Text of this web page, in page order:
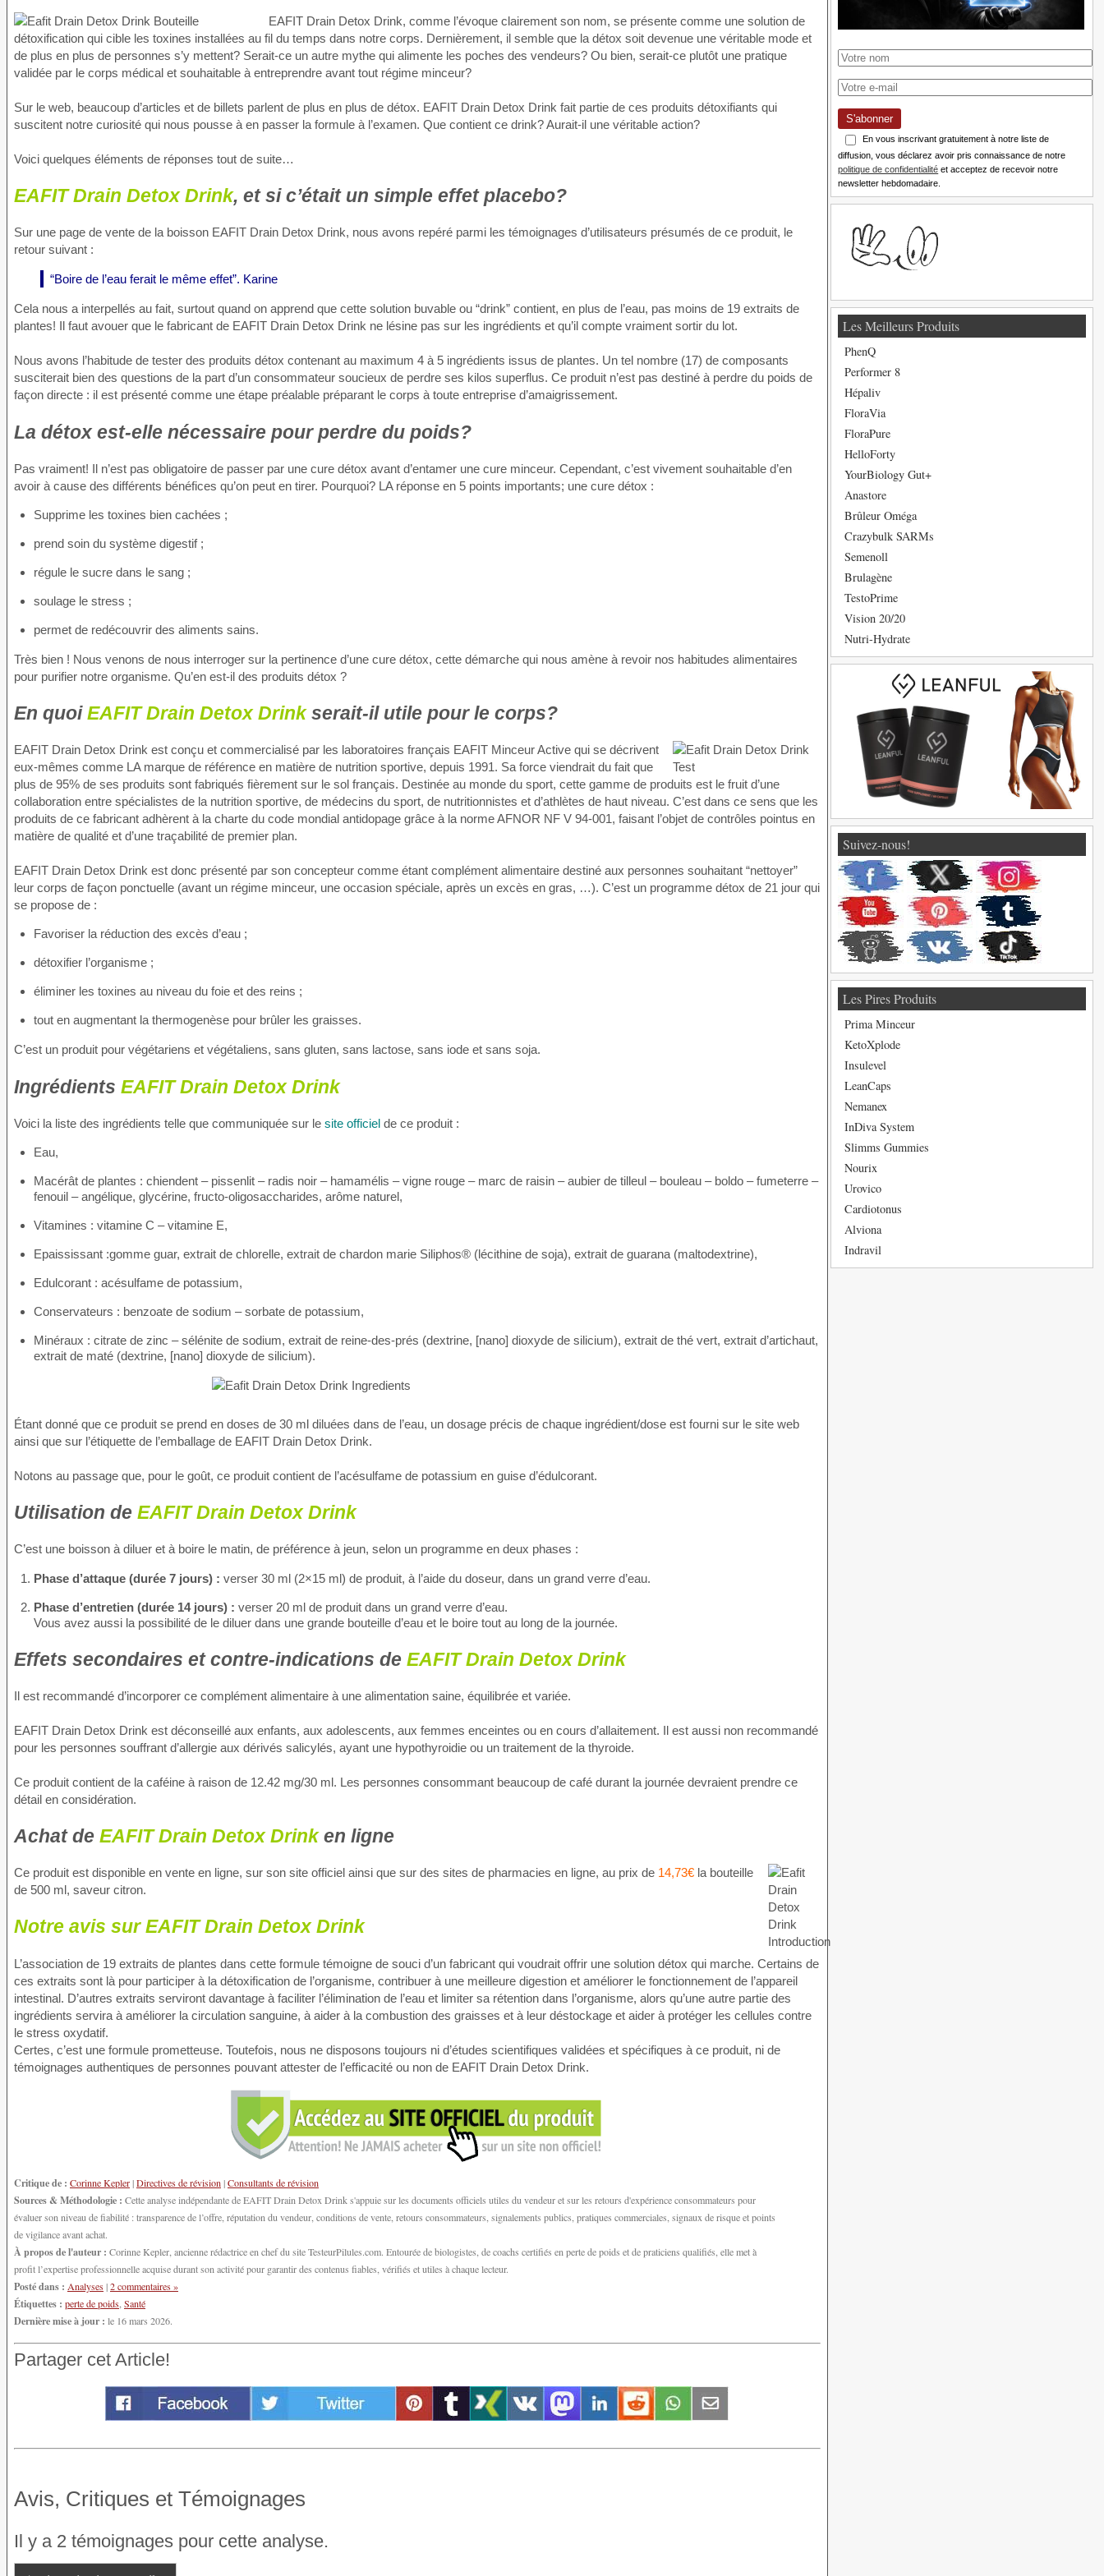
EAFIT Drain Detox Drink, comme l’évoque clairement son nom, se présente comme une solution de
détoxification qui cible les toxines installées au fil du temps dans notre corps. Dernièrement, il semble que la détox soit devenue une véritable mode et
de plus en plus de personnes s’y mettent? Serait-ce un autre mythe qui alimente les poches des vendeurs? Ou bien, serait-ce plutôt une pratique
validée par le corps médical et souhaitable à entreprendre avant tout régime minceur?
Sur le web, beaucoup d’articles et de billets parlent de plus en plus de détox. EAFIT Drain Detox Drink fait partie de ces produits détoxifiants qui
suscitent notre curiosité qui nous pousse à en passer la formule à l’examen. Que contient ce drink? Aurait-il une véritable action?
Voici quelques éléments de réponses tout de suite…
EAFIT Drain Detox Drink, et si c’était un simple effet placebo?
Sur une page de vente de la boisson EAFIT Drain Detox Drink, nous avons repéré parmi les témoignages d’utilisateurs présumés de ce produit, le
retour suivant :
“Boire de l’eau ferait le même effet”. Karine
Cela nous a interpellés au fait, surtout quand on apprend que cette solution buvable ou “drink” contient, en plus de l’eau, pas moins de 19 extraits de
plantes! Il faut avouer que le fabricant de EAFIT Drain Detox Drink ne lésine pas sur les ingrédients et qu’il compte vraiment sortir du lot.
Nous avons l’habitude de tester des produits détox contenant au maximum 4 à 5 ingrédients issus de plantes. Un tel nombre (17) de composants
susciterait bien des questions de la part d’un consommateur soucieux de perdre ses kilos superflus. Ce produit n’est pas destiné à perdre du poids de
façon directe : il est présenté comme une étape préalable préparant le corps à toute entreprise d’amaigrissement.
La détox est-elle nécessaire pour perdre du poids?
Pas vraiment! Il n’est pas obligatoire de passer par une cure détox avant d’entamer une cure minceur. Cependant, c’est vivement souhaitable d’en
avoir à cause des différents bénéfices qu’on peut en tirer. Pourquoi? LA réponse en 5 points importants; une cure détox :
Supprime les toxines bien cachées ;
prend soin du système digestif ;
régule le sucre dans le sang ;
soulage le stress ;
permet de redécouvrir des aliments sains.
Très bien ! Nous venons de nous interroger sur la pertinence d’une cure détox, cette démarche qui nous amène à revoir nos habitudes alimentaires
pour purifier notre organisme. Qu’en est-il des produits détox ?
En quoiEAFIT Drain Detox Drinkserait-il utile pour le corps?
EAFIT Drain Detox Drink est conçu et commercialisé par les laboratoires français EAFIT Minceur Active qui se décrivent
eux-mêmes comme LA marque de référence en matière de nutrition sportive, depuis 1991. Sa force viendrait du fait que
plus de 95% de ses produits sont fabriqués fièrement sur le sol français. Destinée au monde du sport, cette gamme de produits est le fruit d’une
collaboration entre spécialistes de la nutrition sportive, de médecins du sport, de nutritionnistes et d’athlètes de haut niveau. C’est dans ce sens que les
produits de ce fabricant adhèrent à la charte du code mondial antidopage grâce à la norme AFNOR NF V 94-001, faisant l’objet de contrôles pointus en
matière de qualité et d’une traçabilité de premier plan.
EAFIT Drain Detox Drink est donc présenté par son concepteur comme étant complément alimentaire destiné aux personnes souhaitant “nettoyer”
leur corps de façon ponctuelle (avant un régime minceur, une occasion spéciale, après un excès en gras, …). C’est un programme détox de 21 jour qui
se propose de :
Favoriser la réduction des excès d’eau ;
détoxifier l’organisme ;
éliminer les toxines au niveau du foie et des reins ;
tout en augmentant la thermogenèse pour brûler les graisses.
C’est un produit pour végétariens et végétaliens, sans gluten, sans lactose, sans iode et sans soja.
Ingrédients EAFIT Drain Detox Drink
Voici la liste des ingrédients telle que communiquée sur le site officiel de ce produit :
Eau,
Macérât de plantes : chiendent – pissenlit – radis noir – hamamélis – vigne rouge – marc de raisin – aubier de tilleul – bouleau – boldo – fumeterre –
fenouil – angélique, glycérine, fructo-oligosaccharides, arôme naturel,
Vitamines : vitamine C – vitamine E,
Epaississant :gomme guar, extrait de chlorelle, extrait de chardon marie Siliphos® (lécithine de soja), extrait de guarana (maltodextrine),
Edulcorant : acésulfame de potassium,
Conservateurs : benzoate de sodium – sorbate de potassium,
Minéraux : citrate de zinc – sélénite de sodium, extrait de reine-des-prés (dextrine, [nano] dioxyde de silicium), extrait de thé vert, extrait d’artichaut,
extrait de maté (dextrine, [nano] dioxyde de silicium).
Étant donné que ce produit se prend en doses de 30 ml diluées dans de l’eau, un dosage précis de chaque ingrédient/dose est fourni sur le site web
ainsi que sur l’étiquette de l’emballage de EAFIT Drain Detox Drink.
Notons au passage que, pour le goût, ce produit contient de l’acésulfame de potassium en guise d’édulcorant.
Utilisation de EAFIT Drain Detox Drink
C’est une boisson à diluer et à boire le matin, de préférence à jeun, selon un programme en deux phases :
Phase d’attaque (durée 7 jours) : verser 30 ml (2×15 ml) de produit, à l’aide du doseur, dans un grand verre d’eau.
Phase d’entretien (durée 14 jours) : verser 20 ml de produit dans un grand verre d’eau.
Vous avez aussi la possibilité de le diluer dans une grande bouteille d’eau et le boire tout au long de la journée.
Effets secondaires et contre-indications de EAFIT Drain Detox Drink
Il est recommandé d’incorporer ce complément alimentaire à une alimentation saine, équilibrée et variée.
EAFIT Drain Detox Drink est déconseillé aux enfants, aux adolescents, aux femmes enceintes ou en cours d’allaitement. Il est aussi non recommandé
pour les personnes souffrant d’allergie aux dérivés salicylés, ayant une hypothyroidie ou un traitement de la thyroide.
Ce produit contient de la caféine à raison de 12.42 mg/30 ml. Les personnes consommant beaucoup de café durant la journée devraient prendre ce
détail en considération.
Achat de EAFIT Drain Detox Drinken ligne
Ce produit est disponible en vente en ligne, sur son site officiel ainsi que sur des sites de pharmacies en ligne, au prix de 14,73€ la bouteille
de 500 ml, saveur citron.
Notre avis sur EAFIT Drain Detox Drink
L’association de 19 extraits de plantes dans cette formule témoigne de souci d’un fabricant qui voudrait offrir une solution détox qui marche. Certains de
ces extraits sont là pour participer à la détoxification de l’organisme, contribuer à une meilleure digestion et améliorer le fonctionnement de l’appareil
intestinal. D’autres extraits serviront davantage à faciliter l’élimination de l’eau et limiter sa rétention dans l’organisme, alors qu’une autre partie des
ingrédients servira à améliorer la circulation sanguine, à aider à la combustion des graisses et à leur déstockage et aider à protéger les cellules contre
le stress oxydatif.
Certes, c’est une formule prometteuse. Toutefois, nous ne disposons toujours ni d’études scientifiques validées et spécifiques à ce produit, ni de
témoignages authentiques de personnes pouvant attester de l’efficacité ou non de EAFIT Drain Detox Drink.
Critique de : Corinne Kepler|Directives de révision|Consultants de révision
Sources & Méthodologie : Cette analyse indépendante de EAFIT Drain Detox Drink s'appuie sur les documents officiels utiles du vendeur et sur les retours d'expérience consommateurs pour
évaluer son niveau de fiabilité : transparence de l’offre, réputation du vendeur, conditions de vente, retours consommateurs, signalements publics, pratiques commerciales, signaux de risque et points
de vigilance avant achat.
À propos de l'auteur : Corinne Kepler, ancienne rédactrice en chef du site TesteurPilules.com. Entourée de biologistes, de coachs certifiés en perte de poids et de praticiens qualifiés, elle met à
profit l’expertise professionnelle acquise durant son activité pour garantir des contenus fiables, vérifiés et utiles à chaque lecteur.
Posté dans : Analyses|2 commentaires »
Étiquettes : perte de poids Santé
Dernière mise à jour : le 16 mars 2026.
Partager cet Article!
Avis, Critiques et Témoignages
Il y a 2 témoignages pour cette analyse.
S'abonner
En vous inscrivant gratuitement à notre liste de
diffusion, vous déclarez avoir pris connaissance de notre
politique de confidentialité et acceptez de recevoir notre
newsletter hebdomadaire.
Les Meilleurs Produits
PhenQ
Performer 8
Hépaliv
FloraVia
FloraPure
HelloForty
YourBiology Gut+
Anastore
Brûleur Oméga
Crazybulk SARMs
Semenoll
Brulagène
TestoPrime
Vision 20/20
Nutri-Hydrate
Suivez-nous!
Les Pires Produits
Prima Minceur
KetoXplode
Insulevel
LeanCaps
Nemanex
InDiva System
Slimms Gummies
Nourix
Urovico
Cardiotonus
Alviona
Indravil